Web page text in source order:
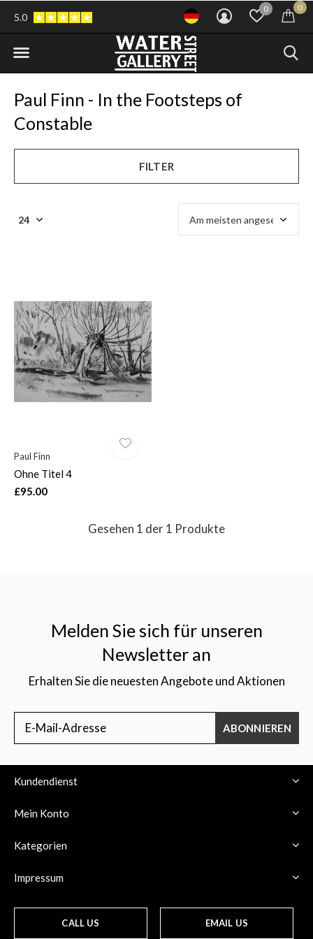
0 0
5.0
Paul Finn - In the Footsteps of
Constable
FILTER
Paul Finn
Ohne Titel 4
£95.00
Gesehen 1 der 1 Produkte
Melden Sie sich für unseren
Newsletter an
Erhalten Sie die neuesten Angebote und Aktionen
ABONNIEREN
Kundendienst
Mein Konto
Kategorien
Impressum
CALL US EMAIL US